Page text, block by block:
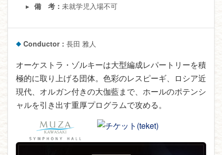
備 考：未就学児入場不可
Conductor：長田 雅人
オーケストラ・ゾルキーは大型編成レパートリーを積
極的に取り上げる団体。色彩のレスピーギ、ロシア近
現代、オルガン付きの大伽藍まで、ホールのポテンシ
ャルを引き出す重厚プログラムで攻める。